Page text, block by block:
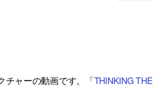
チャーの動画です。「THINKING THE